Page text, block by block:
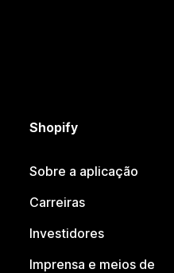
Shopify
Sobre a aplicação
Carreiras
Investidores
Imprensa e meios de